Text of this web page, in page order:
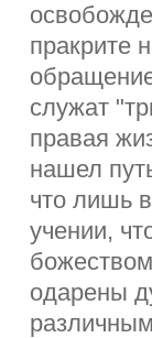
пракрите
служат
правая
нашел
что лишь
учении,
одарены